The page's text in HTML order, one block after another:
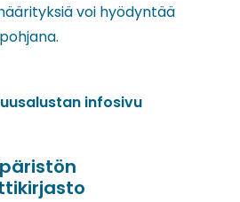
voi hyödyntää
infosivu